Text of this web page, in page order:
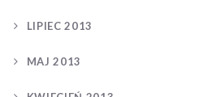
LIPIEC 2013
MAJ 2013